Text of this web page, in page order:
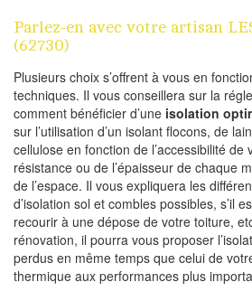
Parlez-en avec votre artisan
(62730)
Plusieurs choix s’offrent à vous en
techniques. Il vous conseillera sur la
comment bénéficier d’une isolation
sur l’utilisation d’un isolant flocons, de
cellulose en fonction de l’accessibilité de
résistance ou de l’épaisseur de chaque
de l’espace. Il vous expliquera les
d’isolation sol et combles possibles, s’il
recourir à une dépose de votre toiture,
rénovation, il pourra vous proposer
perdus en même temps que celui de
thermique aux performances plus